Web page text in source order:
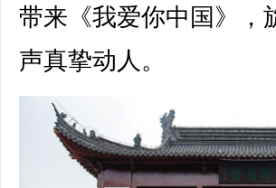
带来《我爱你中国》，
声真挚动人。